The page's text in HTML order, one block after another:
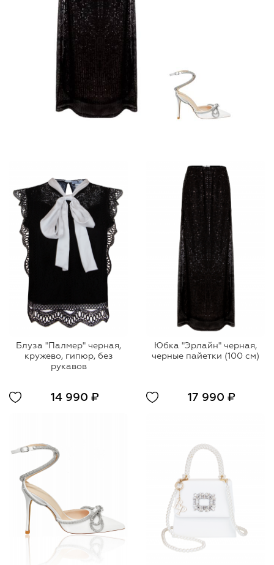
Блуза "Палмер" черная,
кружево, гипюр, без
рукавов
14 990 ₽
Юбка "Эрлайн" черная,
черные пайетки (100 см)
17 990 ₽